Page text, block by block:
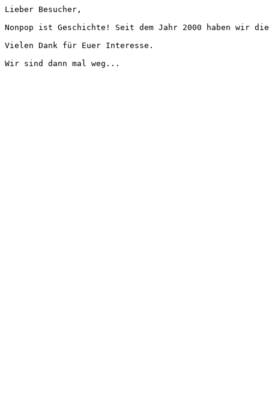
Lieber Besucher,
Nonpop ist Geschichte! Seit dem Jahr 2000 haben wir
Vielen Dank für Euer Interesse.
Wir sind dann mal weg...